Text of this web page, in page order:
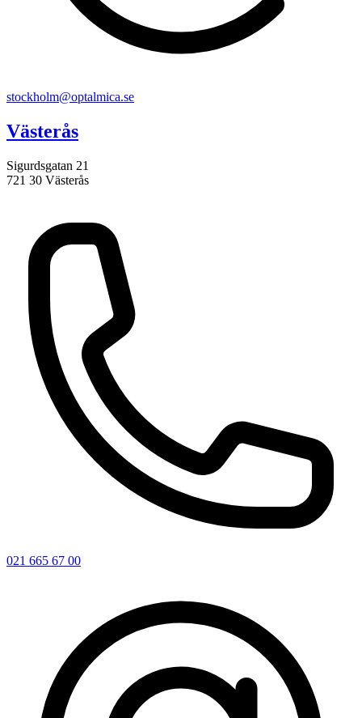
stockholm@optalmica.se
Västerås
Sigurdsgatan 21
721 30 Västerås
021 665 67 00